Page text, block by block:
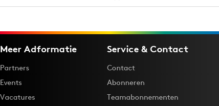
Meer Adformatie
Partners
Events
Vacatures
Service & Contact
Contact
Abonneren
Teamabonnementen